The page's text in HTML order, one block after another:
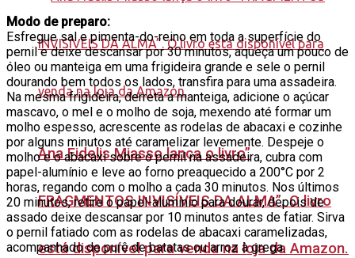
Ana Fidelis Miasso lança o livro”
FRAGMENTOS INVISÍVEIS DA ALMA”. O livro
está disponível para venda na loja da Amazon.
Modo de preparo:
Esfregue sal e pimenta-do-reino em toda a superfície do
pernil e deixe descansar por 30 minutos, aqueça um pouco de
óleo ou manteiga em uma frigideira grande e sele o pernil
dourando bem todos os lados, transfira para uma assadeira.
Na mesma frigideira, derreta a manteiga, adicione o açúcar
mascavo, o mel e o molho de soja, mexendo até formar um
molho espesso, acrescente as rodelas de abacaxi e cozinhe
por alguns minutos até caramelizar levemente. Despeje o
molho e o abacaxi sobre o pernil na assadeira, cubra com
papel-alumínio e leve ao forno preaquecido a 200°C por 2
horas, regando com o molho a cada 30 minutos. Nos últimos
20 minutos, retire o papel-alumínio para dourar, depois de
assado deixe descansar por 10 minutos antes de fatiar. Sirva
o pernil fatiado com as rodelas de abacaxi caramelizadas,
acompanhado de purê de batatas ou arroz à grega.